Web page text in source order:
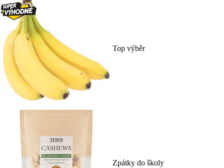
Top výběr
Zpátky do školy